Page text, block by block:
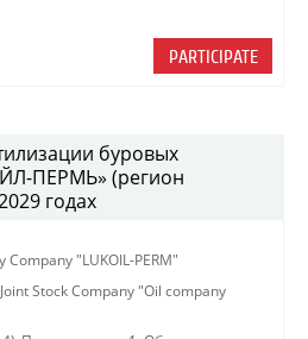
PARTICIPATE
буровых
ПЕРМЬ» (регион
годах
Company "LUKOIL-PERM"
Stock Company "Oil company